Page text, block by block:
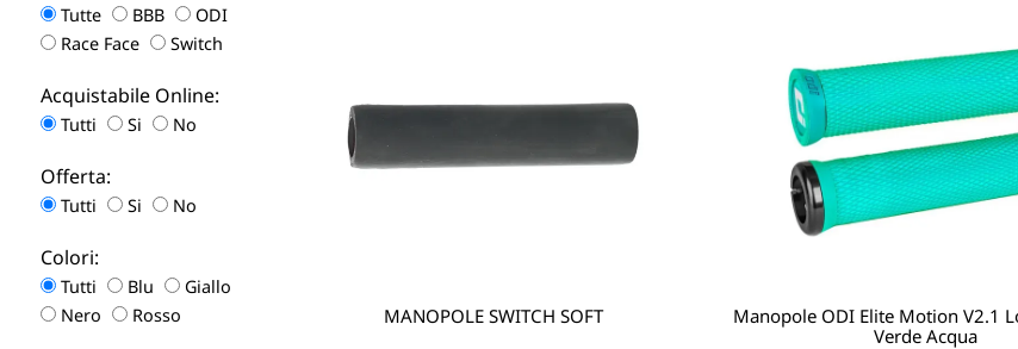
Tutte BBB
ODI
Race Face
Switch
Acquistabile Online:
Tutti Si No
Offerta:
Tutti Si No
Colori:
Tutti Blu
Giallo
Nero
Rosso MANOPOLE SWITCH SOFT
Manopole ODI Elite Motion V2.1
Verde Acqua